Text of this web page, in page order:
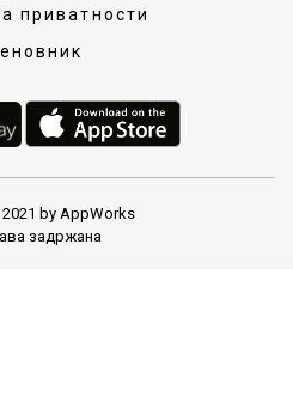
приватности
by AppWorks
задржана